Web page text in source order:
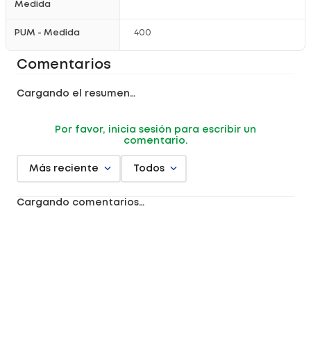
Medida
PUM - Medida 400
Comentarios
Cargando el resumen…
Por favor, inicia sesión para escribir un
comentario.
Más reciente Todos
Cargando comentarios…